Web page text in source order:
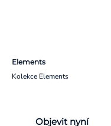
Elements
Kolekce Elements
Objevit nyní